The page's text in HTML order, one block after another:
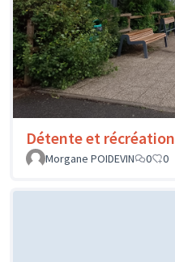
Détente et récréation
Morgane POIDEVIN
0 0